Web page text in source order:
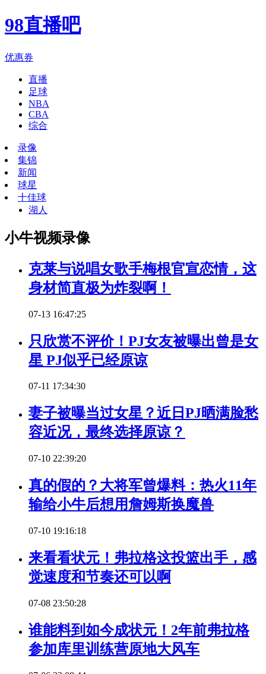
98直播吧
优惠券
直播
足球
NBA
CBA
综合
录像
集锦
新闻
球星
十佳球
湖人
小牛视频录像
克莱与说唱女歌手梅根官宣恋情，这
身材简直极为炸裂啊！
07-13 16:47:25
只欣赏不评价！PJ女友被曝出曾是女
星 PJ似乎已经原谅
07-11 17:34:30
妻子被曝当过女星？近日PJ晒满脸愁
容近况，最终选择原谅？
07-10 22:39:20
真的假的？大将军曾爆料：热火11年
输给小牛后想用詹姆斯换魔兽
07-10 19:16:18
来看看状元！弗拉格这投篮出手，感
觉速度和节奏还可以啊
07-08 23:50:28
谁能料到如今成状元！2年前弗拉格
参加库里训练营原地大风车